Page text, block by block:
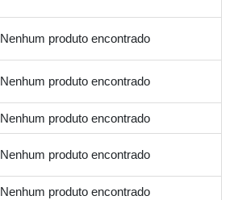
Nenhum produto encontrado
Nenhum produto encontrado
Nenhum produto encontrado
Nenhum produto encontrado
Nenhum produto encontrado